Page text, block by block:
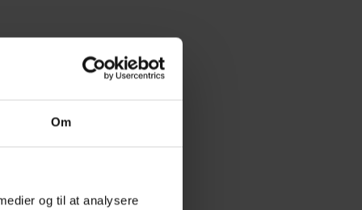
Om
og til at analysere